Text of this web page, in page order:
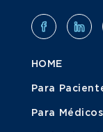
HOME
Para
Para Médicos